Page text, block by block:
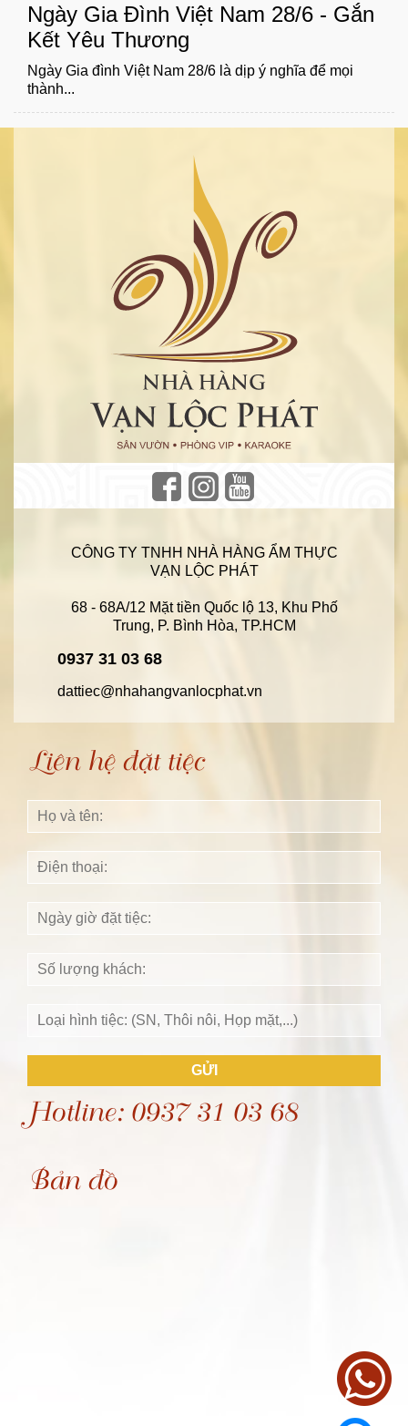
Ngày Gia Đình Việt Nam 28/6 - Gắn
Kết Yêu Thương
Ngày Gia đình Việt Nam 28/6 là dịp ý nghĩa để mọi
thành...
CÔNG TY TNHH NHÀ HÀNG ẨM THỰC
VẠN LỘC PHÁT
68 - 68A/12 Mặt tiền Quốc lộ 13, Khu Phố
Trung, P. Bình Hòa, TP.HCM
0937 31 03 68
dattiec@nhahangvanlocphat.vn
Liên hệ đặt tiệc
GỬI
Hotline: 0937 31 03 68
Bản đồ